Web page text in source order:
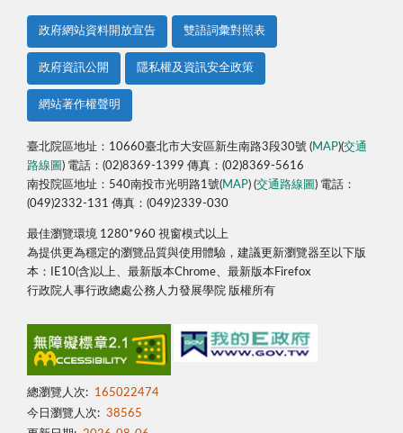
政府網站資料開放宣告 雙語詞彙對照表
政府資訊公開 隱私權及資訊安全政策
網站著作權聲明
臺北院區地址：10660臺北市大安區新生南路3段30號 (MAP)(交通
路線圖) 電話：(02)8369-1399 傳真：(02)8369-5616
南投院區地址：540南投市光明路1號(MAP) (交通路線圖) 電話：
(049)2332-131 傳真：(049)2339-030
最佳瀏覽環境 1280*960 視窗模式以上
為提供更為穩定的瀏覽品質與使用體驗，建議更新瀏覽器至以下版
本：IE10(含)以上、最新版本Chrome、最新版本Firefox
行政院人事行政總處公務人力發展學院 版權所有
總瀏覽人次:
165022474
今日瀏覽人次: 38565